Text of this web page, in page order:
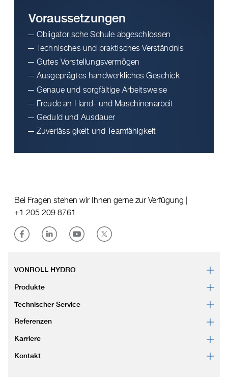
Voraus­setzungen
Obligatorische Schule abgeschlossen
Technisches und praktisches Verständnis
Gutes Vorstellungsvermögen
Ausgeprägtes handwerkliches Geschick
Genaue und sorgfältige Arbeitsweise
Freude an Hand- und Maschinenarbeit
Geduld und Ausdauer
Zuverlässigkeit und Teamfähigkeit
Bei Fragen stehen wir Ihnen gerne zur Verfügung |
+1 205 209 8761
VONROLL HYDRO
Produkte
Technischer Service
Referenzen
Karriere
Kontakt